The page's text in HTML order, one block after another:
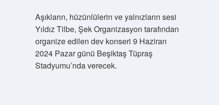
Aşıkların, hüzünlülerin ve yalnızların sesi
Yıldız Tilbe, Şek Organizasyon tarafından
organize edilen dev konseri 9 Haziran
2024 Pazar günü Beşiktaş Tüpraş
Stadyumu’nda verecek.